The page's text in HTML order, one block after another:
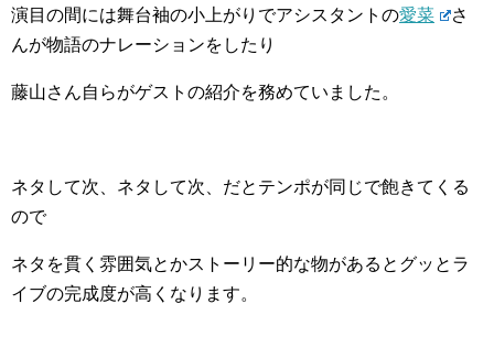
演目の間には舞台袖の小上がりでアシスタントの愛菜
さ
んが物語のナレーションをしたり
藤山さん自らがゲストの紹介を務めていました。
ネタして次、ネタして次、だとテンポが同じで飽きてくる
ので
ネタを貫く雰囲気とかストーリー的な物があるとグッとラ
イブの完成度が高くなります。